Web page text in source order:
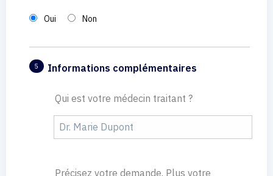
Oui Non
5 Informations complémentaires
Qui est votre médecin traitant ?
Précisez votre demande. Plus votre